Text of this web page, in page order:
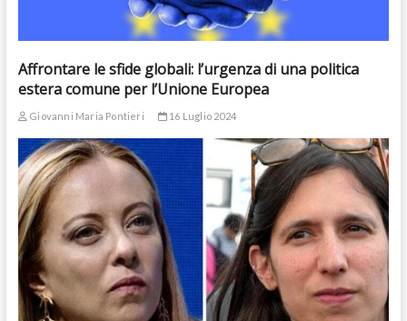
Affrontare le sfide globali: l’urgenza di una politica
estera comune per l’Unione Europea
Giovanni Maria Pontieri 16 Luglio 2024